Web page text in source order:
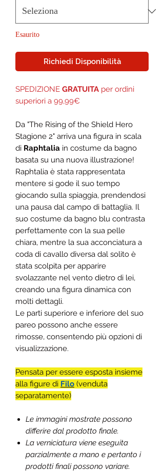
Esaurito
Richiedi Disponibilità
SPEDIZIONE GRATUITA per ordini
superiori a 99,99€
Da "The Rising of the Shield Hero
Stagione 2" arriva una figura in scala
di Raphtalia in costume da bagno
basata su una nuova illustrazione!
Raphtalia è stata rappresentata
mentere si gode il suo tempo
giocando sulla spiaggia, prendendosi
una pausa dal campo di battaglia. Il
suo costume da bagno blu contrasta
perfettamente con la sua pelle
chiara, mentre la sua acconciatura a
coda di cavallo diversa dal solito è
stata scolpita per apparire
svolazzante nel vento dietro di lei,
creando una figura dinamica con
molti dettagli.
Le parti superiore e inferiore del suo
pareo possono anche essere
rimosse, consentendo più opzioni di
visualizzazione.
Pensata per essere esposta insieme
alla figure di Filo (venduta
separatamente)
Le immagini mostrate possono
differire dal prodotto finale.
La verniciatura viene eseguita
parzialmente a mano e pertanto i
prodotti finali possono variare.